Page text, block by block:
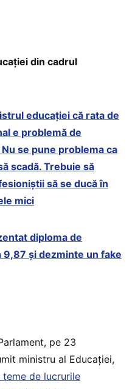
din cadrul
educației că rata de
e problemă de
se pune problema ca
scadă. Trebuie să
să se ducă în
mici
diploma de
9,87 și dezminte un fake
pe 23
ministru al Educației,
teme de lucrurile